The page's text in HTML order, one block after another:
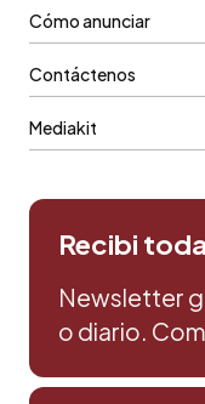
Cómo anunciar
Contáctenos
Mediakit
Recibi
Newsletter
o diario.